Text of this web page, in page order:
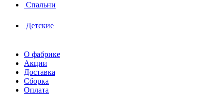
Спальни
Детские
О фабрике
Акции
Доставка
Сборка
Оплата